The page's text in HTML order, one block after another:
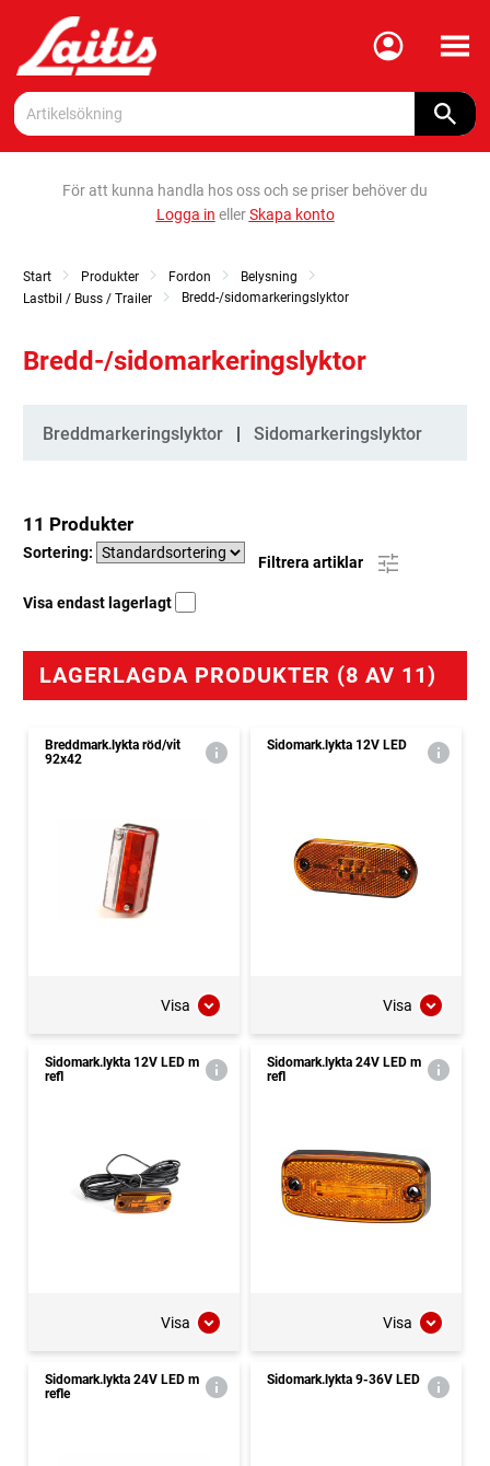
Meny
För att kunna handla hos oss och se priser behöver du
Logga in ellerSkapa konto
Start Produkter Fordon
Belysning
Lastbil / Buss / Trailer
Bredd-/sidomarkeringslyktor
Bredd-/sidomarkeringslyktor
Kategorier
Breddmarkeringslyktor Sidomarkeringslyktor
11 Produkter
Sortering:
Filtrera artiklar
Visa endast lagerlagt
LAGERLAGDA PRODUKTER (8 AV 11)
Breddmark.lykta röd/vit
92x42
Visa
Sidomark.lykta 12V LED
Visa
Sidomark.lykta 12V LED m
refl
Visa
Sidomark.lykta 24V LED m
refl
Visa
Sidomark.lykta 24V LED m
refle
Sidomark.lykta 9-36V LED